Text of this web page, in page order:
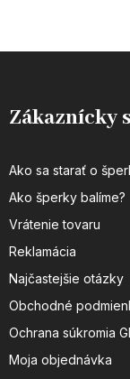
Zákaznícky
Ako sa starať o
Ako šperky balíme?
Vrátenie tovaru
Reklamácia
Najčastejšie otázky
Obchodné
Ochrana súkromia
Moja objednávka